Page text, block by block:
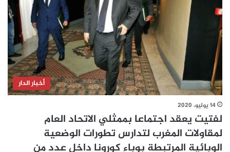
أخبار الدار
14 يوليو، 2020
لفتيت يعقد اجتماعا بممثلي الاتحاد العام
لمقاولات المغرب لتدارس تطورات الوضعية
الوبائية المرتبطة بوباء كورونا داخل عدد من